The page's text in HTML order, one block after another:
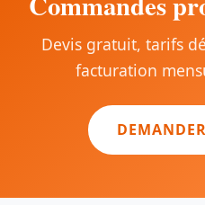
Devis gratuit, tarifs
facturation